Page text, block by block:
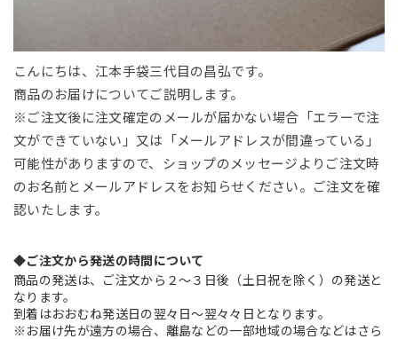
こんにちは、江本手袋三代目の昌弘です。
商品のお届けについてご説明します。
※ご注文後に注文確定のメールが届かない場合「エラーで注
文ができていない」又は「メールアドレスが間違っている」
可能性がありますので、ショップのメッセージよりご注文時
のお名前とメールアドレスをお知らせください。ご注文を確
認いたします。
◆ご注文から発送の時間について
商品の発送は、ご注文から２～３日後（土日祝を除く）の発送と
なります。
到着はおおむね発送日の翌々日～翌々々日となります。
※お届け先が遠方の場合、離島などの一部地域の場合などはさら